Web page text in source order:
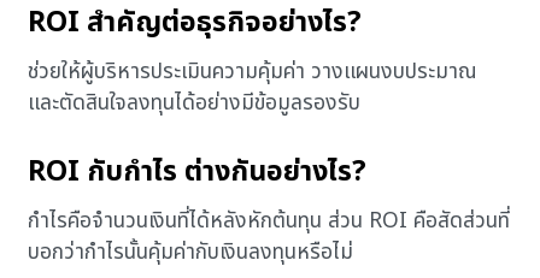
ROI สำคัญต่อธุรกิจอย่างไร?
ช่วยให้ผู้บริหารประเมินความคุ้มค่า วางแผนงบประมาณ
และตัดสินใจลงทุนได้อย่างมีข้อมูลรองรับ
ROI กับกำไร ต่างกันอย่างไร?
กำไรคือจำนวนเงินที่ได้หลังหักต้นทุน ส่วน ROI คือสัดส่วนที่
บอกว่ากำไรนั้นคุ้มค่ากับเงินลงทุนหรือไม่